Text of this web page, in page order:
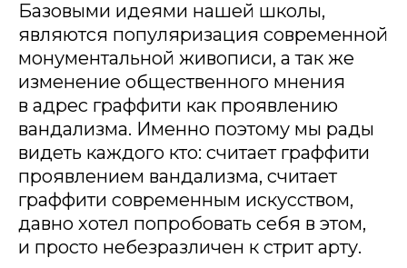
Базовыми идеями нашей школы,
являются популяризация современной
монументальной живописи, а так же
изменение общественного мнения
в адрес граффити как проявлению
вандализма. Именно поэтому мы рады
видеть каждого кто: считает граффити
проявлением вандализма, считает
граффити современным искусством,
давно хотел попробовать себя в этом,
и просто небезразличен к стрит арту.